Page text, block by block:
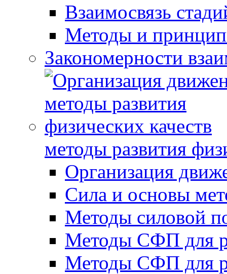
Взаимосвязь
Методы и
Закономерности
методы развития
Организация
Сила и основы
Методы силовой
Методы СФП для
Методы СФП для